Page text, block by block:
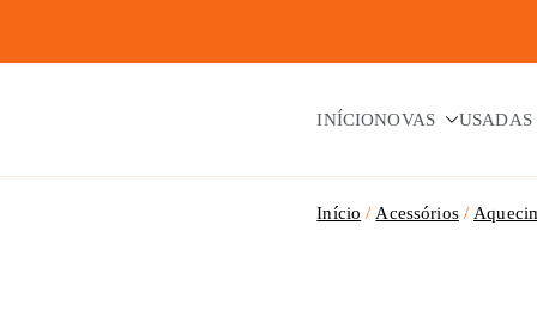
INÍCIONOVAS USADAS
Início Acessórios